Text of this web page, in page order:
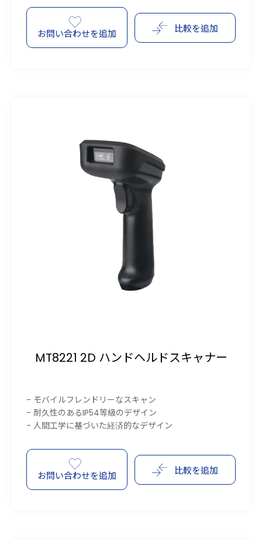
お問い合わせを追加 比較を追加
MT8221 2D ハンドヘルドスキャナー
- モバイルフレンドリーなスキャン
- 耐久性のあるIP54等級のデザイン
- 人間工学に基づいた経済的なデザイン
お問い合わせを追加 比較を追加